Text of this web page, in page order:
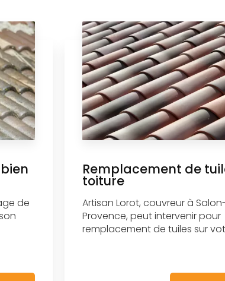
de
Remplacement de
toiture
Artisan Lorot, couvreur à
Provence, peut intervenir pour
remplacement de tuiles sur